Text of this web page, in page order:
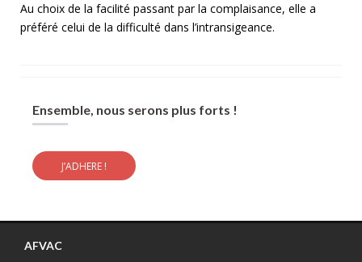
Au choix de la facilité passant par la complaisance, elle a
préféré celui de la difficulté dans l’intransigeance.
Ensemble, nous serons plus forts !
J’ADHERE !
AFVAC